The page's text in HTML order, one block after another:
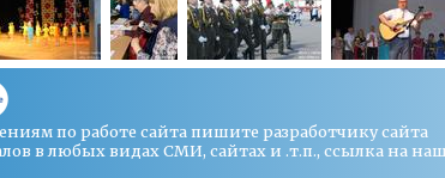
по работе сайта пишите разработчику сайта
в любых видах СМИ, сайтах и .т.п., ссылка на наш